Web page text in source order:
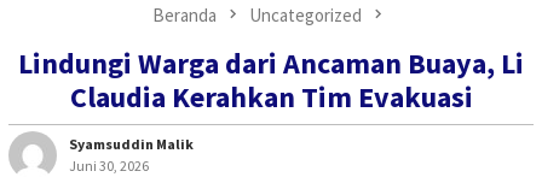
Beranda Uncategorized
Lindungi Warga dari Ancaman Buaya, Li
Claudia Kerahkan Tim Evakuasi
Syamsuddin Malik
Juni 30, 2026